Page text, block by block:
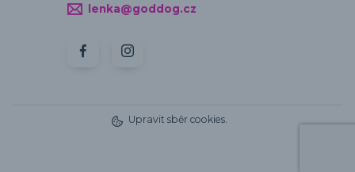
lenka@goddog.cz
Upravit sběr cookies.